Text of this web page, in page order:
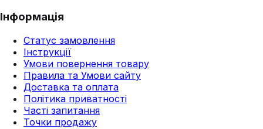
Інформація
Статус замовлення
Інструкції
Умови повернення товару
Правила та Умови сайту
Доставка та оплата
Політика приватності
Часті запитання
Точки продажу